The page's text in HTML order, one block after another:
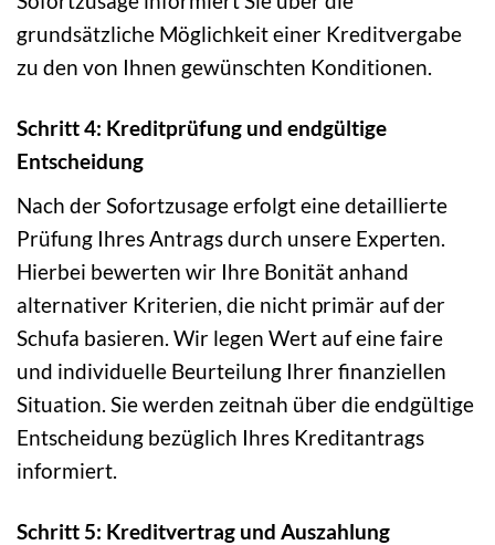
grundsätzliche Möglichkeit einer Kreditvergabe
zu den von Ihnen gewünschten Konditionen.
Schritt 4: Kreditprüfung und endgültige
Entscheidung
Nach der Sofortzusage erfolgt eine detaillierte
Prüfung Ihres Antrags durch unsere Experten.
Hierbei bewerten wir Ihre Bonität anhand
alternativer Kriterien, die nicht primär auf der
Schufa basieren. Wir legen Wert auf eine faire
und individuelle Beurteilung Ihrer finanziellen
Situation. Sie werden zeitnah über die endgültige
Entscheidung bezüglich Ihres Kreditantrags
informiert.
Schritt 5: Kreditvertrag und Auszahlung